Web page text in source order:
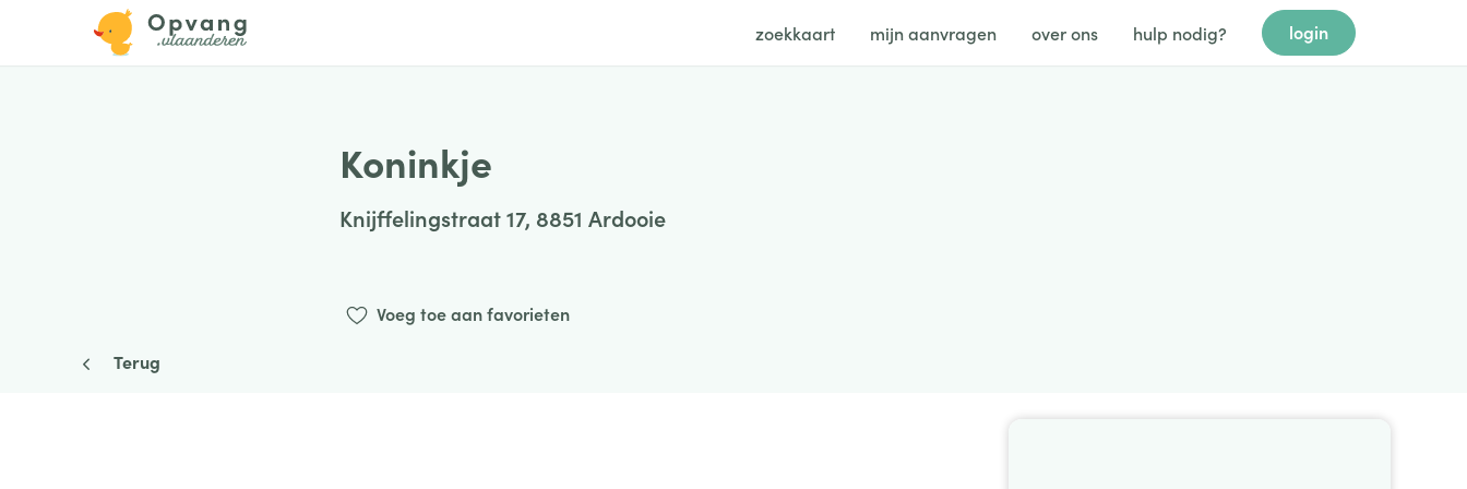
zoekkaart mijn aanvragen over ons hulp nodig? login
Koninkje
Knijffelingstraat 17, 8851 Ardooie
Voeg toe aan favorieten
Terug